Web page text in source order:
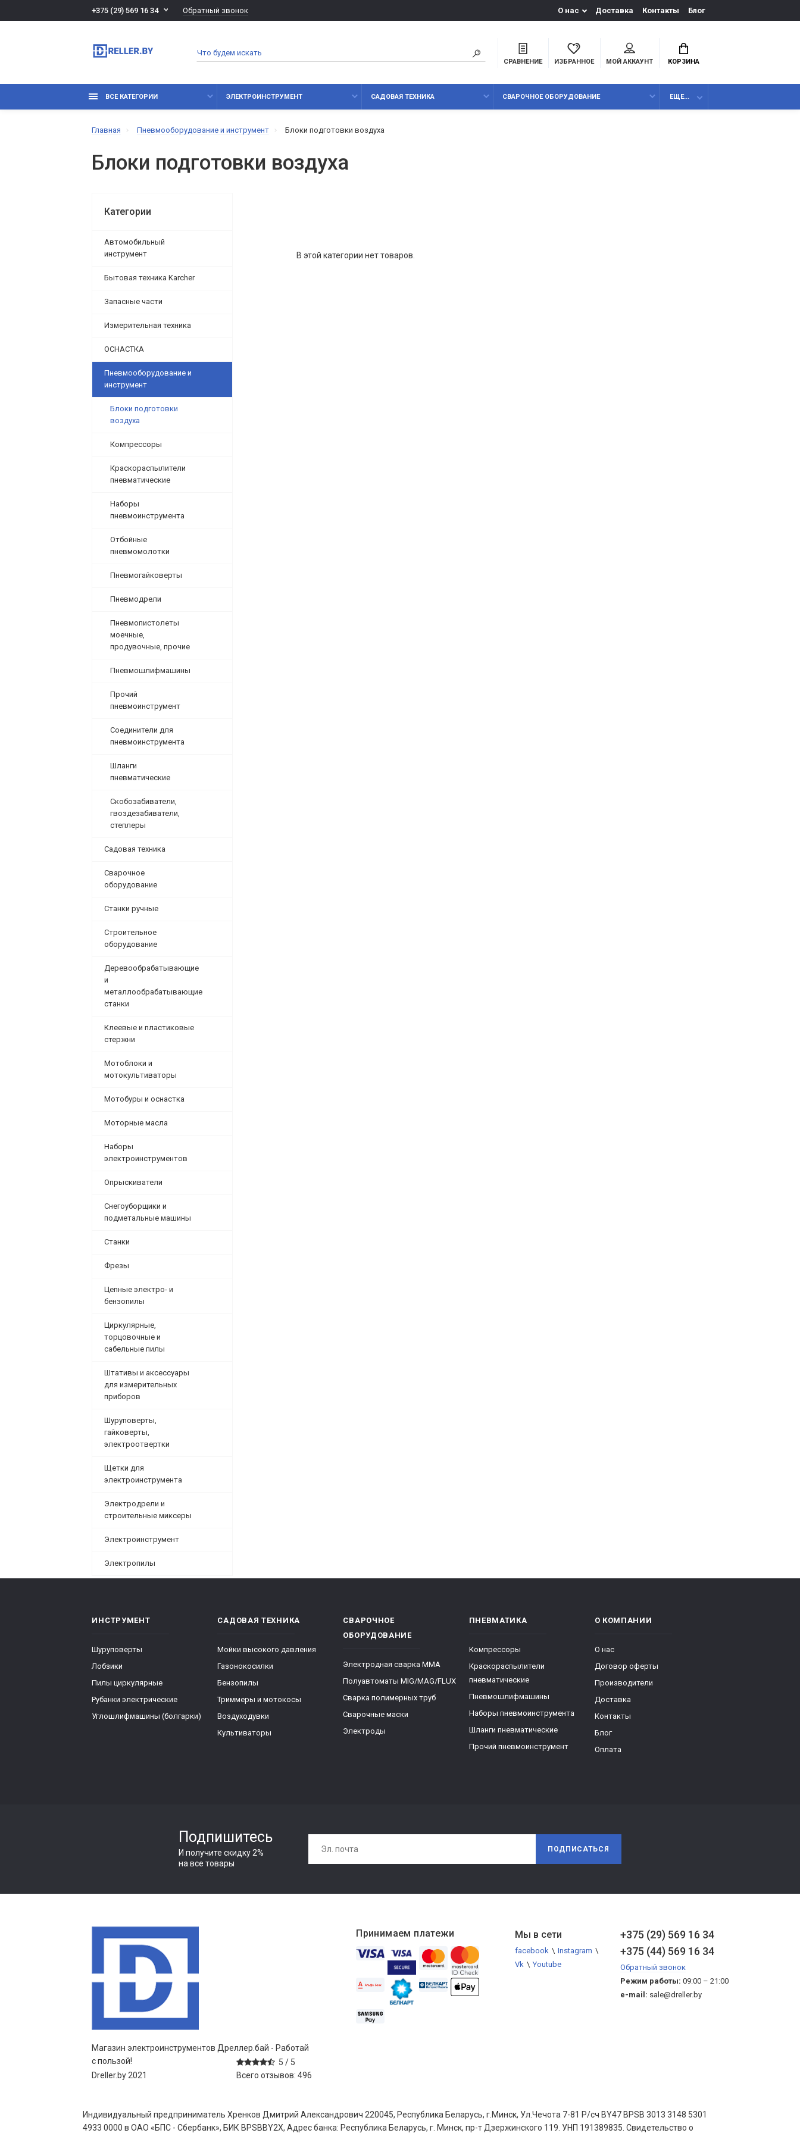
+375 (29) 569 16 34 Обратный звонок О нас Доставка Контакты Блог
СРАВНЕНИЕ ИЗБРАННОЕ МОЙ АККАУНТ КОРЗИНА
ВСЕ КАТЕГОРИИ ЭЛЕКТРОИНСТРУМЕНТ САДОВАЯ ТЕХНИКА СВАРОЧНОЕ ОБОРУДОВАНИЕ ЕЩЕ...
Главная Пневмооборудование и инструмент Блоки подготовки воздуха
Блоки подготовки воздуха
Категории
Автомобильный
инструмент
Бытовая техника Karcher
Запасные части
Измерительная техника
ОСНАСТКА
Пневмооборудование и
инструмент
Блоки подготовки
воздуха
Компрессоры
Краскораспылители
пневматические
Наборы
пневмоинструмента
Отбойные
пневмомолотки
Пневмогайковерты
Пневмодрели
Пневмопистолеты
моечные,
продувочные, прочие
Пневмошлифмашины
Прочий
пневмоинструмент
Соединители для
пневмоинструмента
Шланги
пневматические
Скобозабиватели,
гвоздезабиватели,
степлеры
Садовая техника
Сварочное
оборудование
Станки ручные
Строительное
оборудование
Деревообрабатывающие
и
металлообрабатывающие
станки
Клеевые и пластиковые
стержни
Мотоблоки и
мотокультиваторы
Мотобуры и оснастка
Моторные масла
Наборы
электроинструментов
Опрыскиватели
Снегоуборщики и
подметальные машины
Станки
Фрезы
Цепные электро- и
бензопилы
Циркулярные,
торцовочные и
сабельные пилы
Штативы и аксессуары
для измерительных
приборов
Шуруповерты,
гайковерты,
электроотвертки
Щетки для
электроинструмента
Электродрели и
строительные миксеры
Электроинструмент
Электропилы
В этой категории нет товаров.
ИНСТРУМЕНТ
Шуруповерты
Лобзики
Пилы циркулярные
Рубанки электрические
Углошлифмашины (болгарки)
САДОВАЯ ТЕХНИКА
Мойки высокого давления
Газонокосилки
Бензопилы
Триммеры и мотокосы
Воздуходувки
Культиваторы
СВАРОЧНОЕ
ОБОРУДОВАНИЕ
Электродная сварка ММА
Полуавтоматы MIG/MAG/FLUX
Сварка полимерных труб
Сварочные маски
Электроды
ПНЕВМАТИКА
Компрессоры
Краскораспылители
пневматические
Пневмошлифмашины
Наборы пневмоинструмента
Шланги пневматические
Прочий пневмоинструмент
О КОМПАНИИ
О нас
Договор оферты
Производители
Доставка
Контакты
Блог
Оплата
Подпишитесь
И получите скидку 2%
на все товары
ПОДПИСАТЬСЯ
Магазин электроинструментов Дреллер.бай - Работай
с пользой!
5 / 5
Всего отзывов:496
Dreller.by 2021
+375 (29) 569 16 34
+375 (44) 569 16 34
Обратный звонок
Режим работы:09:00 – 21:00
e-mail: sale@dreller.by
Мы в сети
facebook \ Instagram \
Vk \ Youtube
Принимаем платежи
Индивидуальный предприниматель Хренков Дмитрий Александрович 220045, Республика Беларусь, г.Минск, Ул.Чечота 7-81 Р/сч BY47 BPSB 3013 3148 5301
4933 0000 в ОАО «БПС - Сбербанк», БИК BPSBBY2X, Адрес банка: Республика Беларусь, г. Минск, пр-т Дзержинского 119. УНП 191389835. Свидетельство о